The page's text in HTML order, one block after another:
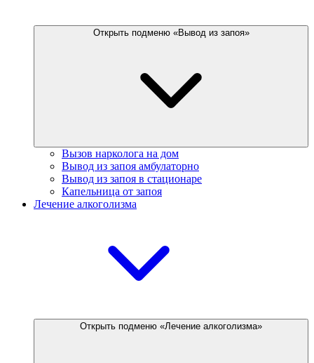
Открыть подменю «Вывод из запоя»
Вызов нарколога на дом
Вывод из запоя амбулаторно
Вывод из запоя в стационаре
Капельница от запоя
Лечение алкоголизма
Открыть подменю «Лечение алкоголизма»